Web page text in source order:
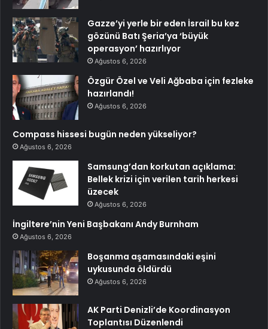
Gazze’yi yerle bir eden İsrail bu kez
gözünü Batı Şeria’ya ‘büyük
operasyon’ hazırlıyor
Ağustos 6, 2026
Özgür Özel ve Veli Ağbaba için fezleke
hazırlandı!
Ağustos 6, 2026
Compass hissesi bugün neden yükseliyor?
Ağustos 6, 2026
Samsung’dan korkutan açıklama:
Bellek krizi için verilen tarih herkesi
üzecek
Ağustos 6, 2026
İngiltere’nin Yeni Başbakanı Andy Burnham
Ağustos 6, 2026
Boşanma aşamasındaki eşini
uykusunda öldürdü
Ağustos 6, 2026
AK Parti Denizli’de Koordinasyon
Toplantısı Düzenlendi